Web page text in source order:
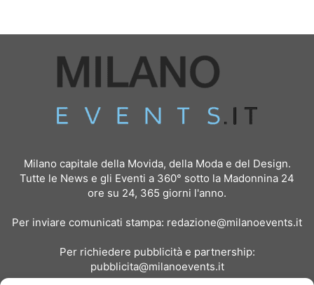
Milano capitale della Movida, della Moda e del Design.
Tutte le News e gli Eventi a 360° sotto la Madonnina 24
ore su 24, 365 giorni l'anno.
Per inviare comunicati stampa: redazione@milanoevents.it
Per richiedere pubblicità e partnership:
pubblicita@milanoevents.it